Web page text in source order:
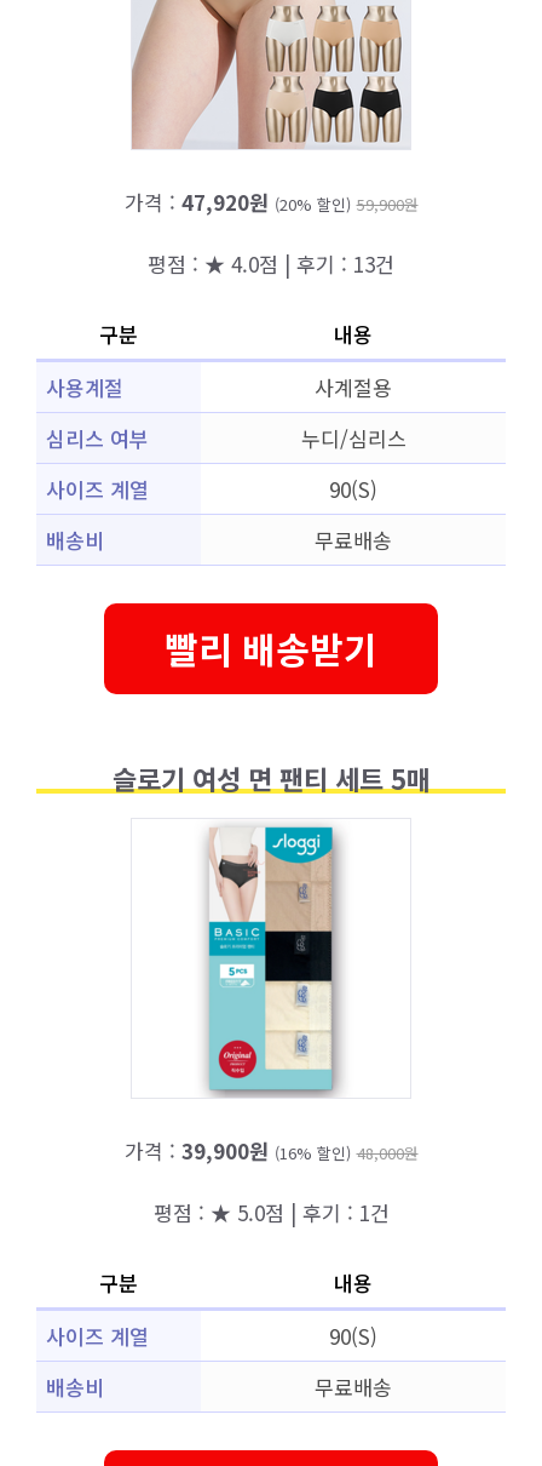
가격 : 47,920원 (20% 할인) 59,900원
평점 : ★ 4.0점 | 후기 : 13건
구분
내용
사용계절
사계절용
심리스 여부
누디/심리스
사이즈 계열
90(S)
배송비
무료배송
빨리 배송받기
슬로기 여성 면 팬티 세트 5매
가격 : 39,900원 (16% 할인) 48,000원
평점 : ★ 5.0점 | 후기 : 1건
구분
내용
사이즈 계열
90(S)
배송비
무료배송